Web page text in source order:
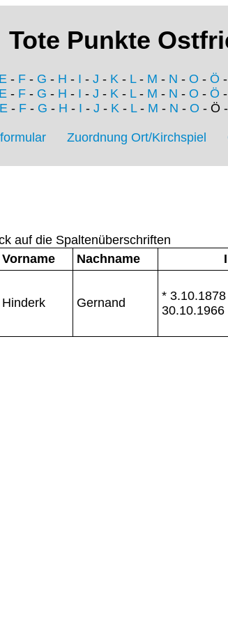
Tote Punkte
- F - G - H - I - J - K - L- M - N - O - Ö -
- F - G - H - I - J - K - L- M - N - O - Ö -
- F- G - H - I - J - K- L- M - N - O - Ö -
Zuordnung Ort/Kirchspiel
auf die Spaltenüberschriften
Vorname
Nachname
Hinderk Gernand
*
30.10.1966